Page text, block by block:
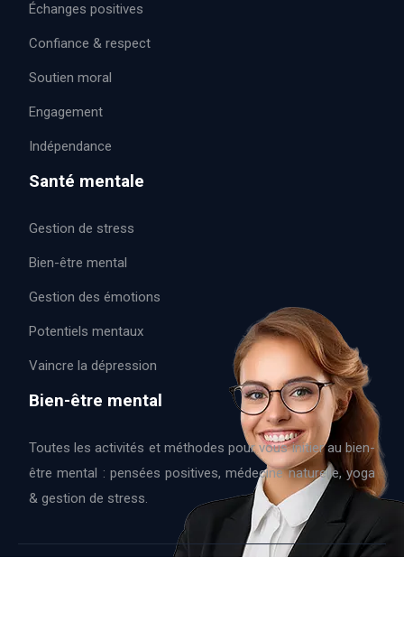
Échanges positives
Confiance & respect
Soutien moral
Engagement
Indépendance
Santé mentale
Gestion de stress
Bien-être mental
Gestion des émotions
Potentiels mentaux
Vaincre la dépression
Bien-être mental
Toutes les activités et méthodes pour vous initier au bien-
être mental : pensées positives, médecine naturelle, yoga
& gestion de stress.